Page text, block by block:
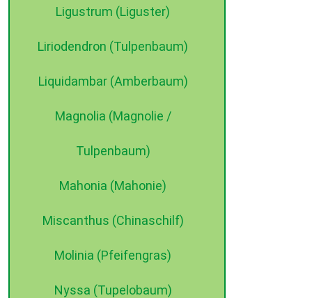
Ligustrum (Liguster)
Liriodendron (Tulpenbaum)
Liquidambar (Amberbaum)
Magnolia (Magnolie /
Tulpenbaum)
Mahonia (Mahonie)
Miscanthus (Chinaschilf)
Molinia (Pfeifengras)
Nyssa (Tupelobaum)